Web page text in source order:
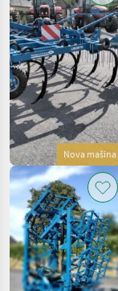
Nova mašina